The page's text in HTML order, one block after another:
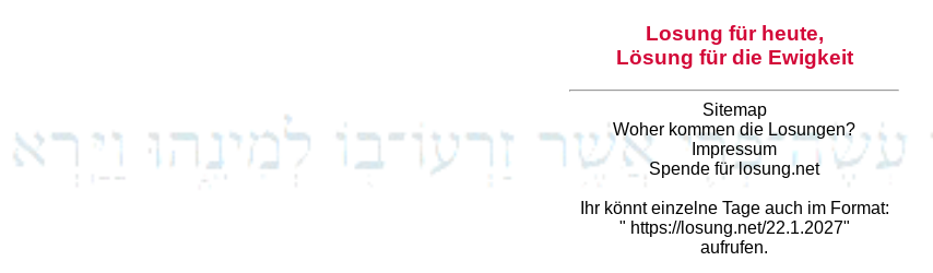
Losung für heute,
Lösung für die Ewigkeit
Sitemap
Woher kommen die Losungen?
Impressum
Spende für losung.net
Ihr könnt einzelne Tage auch im Format:
" https://losung.net/22.1.2027"
aufrufen.